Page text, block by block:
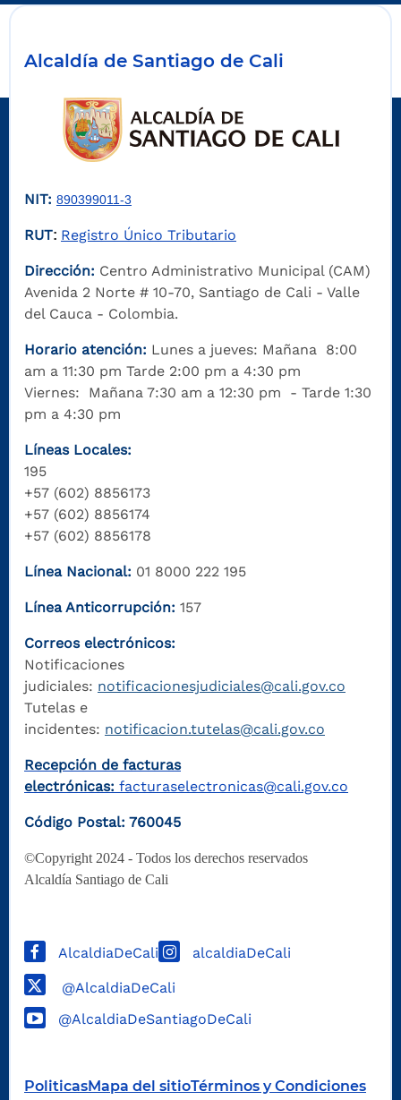
Alcaldía de Santiago de Cali
NIT: 890399011-3
RUT: Registro Único Tributario
Dirección: Centro Administrativo Municipal (CAM)
Avenida 2 Norte # 10-70, Santiago de Cali - Valle
del Cauca - Colombia.
Horario atención: Lunes a jueves: Mañana 8:00
am a 11:30 pm Tarde 2:00 pm a 4:30 pm
Viernes: Mañana 7:30 am a 12:30 pm - Tarde 1:30
pm a 4:30 pm
Líneas Locales:
195
+57 (602) 8856173
+57 (602) 8856174
+57 (602) 8856178
Línea Nacional: 01 8000 222 195
Línea Anticorrupción: 157
Correos electrónicos:
Notificaciones
judiciales: notificacionesjudiciales@cali.gov.co
Tutelas e
incidentes: notificacion.tutelas@cali.gov.co
Recepción de facturas
electrónicas: facturaselectronicas@cali.gov.co
Código Postal: 760045
©Copyright 2024 - Todos los derechos reservados
Alcaldía Santiago de Cali
AlcaldiaDeCali alcaldiaDeCali
@AlcaldiaDeCali
@AlcaldiaDeSantiagoDeCali
PoliticasMapa del sitioTérminos y Condiciones